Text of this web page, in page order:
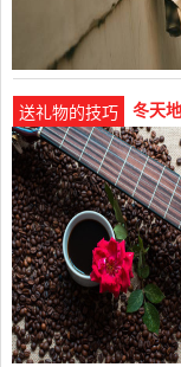
送礼物的技巧 冬天